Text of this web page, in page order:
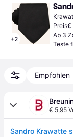
+2
Preis€
Ab 3
Teste
Empfohlen
€ 5,95